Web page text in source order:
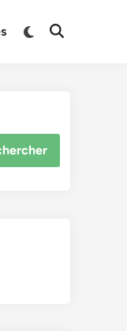
Switch
Open